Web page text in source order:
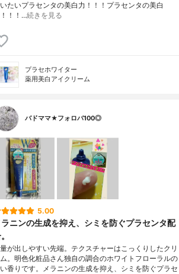
たいプラセンタの美白力！！！プラセンタの美白
！！…続きを見る
プラセホワイター
薬用美白アイクリーム
バドママ★フォロバ100◎
5.00
ラニンの生成を抑え、シミを防ぐプラセンタ配
が出しやすい先端。テクスチャーはこっくりしたクリ
。明色化粧品さん独自の調合のホワイトフローラルの
香りです。メラニンの生成を抑え、シミを防ぐプラセ